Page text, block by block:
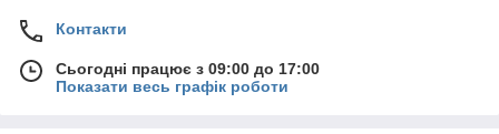
Контакти
Сьогодні працює з 09:00 до 17:00
Показати весь графік роботи